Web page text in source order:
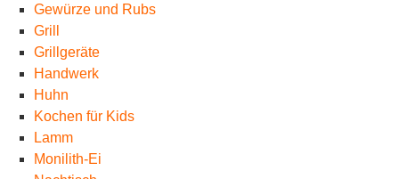
Gewürze und Rubs
Grill
Grillgeräte
Handwerk
Huhn
Kochen für Kids
Lamm
Monilith-Ei